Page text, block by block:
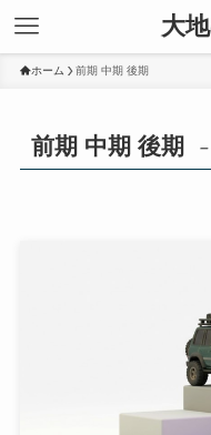
大
ホーム 前期 中期 後期
前期 中期 後期